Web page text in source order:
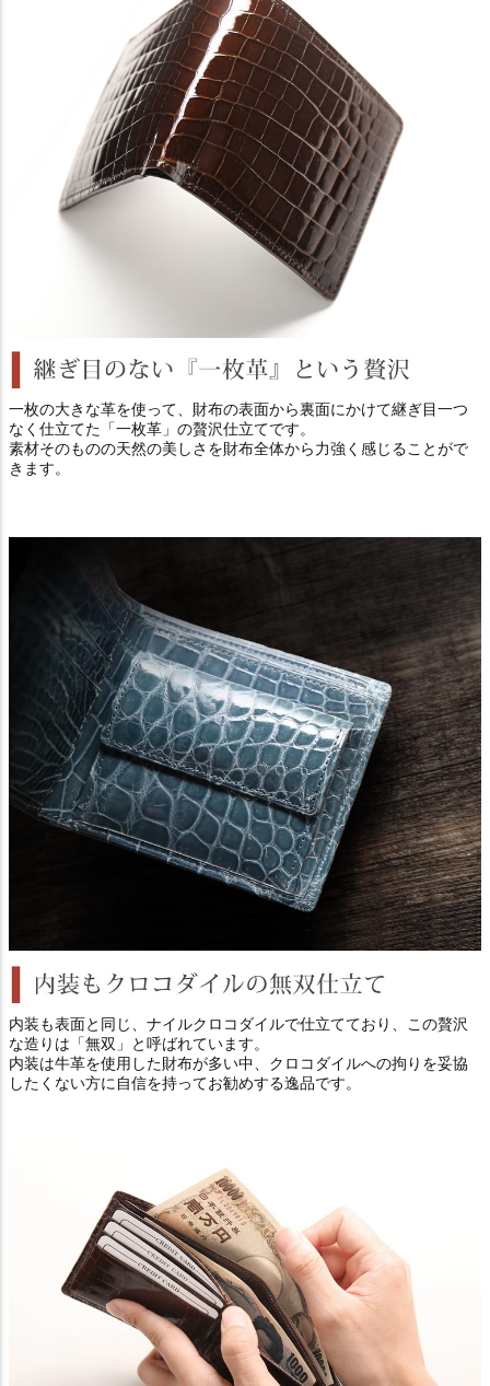
一枚の大きな革を使って、財布の表面から裏面にかけて継ぎ目一つ
なく仕立てた「一枚革」の贅沢仕立てです。
素材そのものの天然の美しさを財布全体から力強く感じることがで
きます。
内装も表面と同じ、ナイルクロコダイルで仕立てており、この贅沢
な造りは「無双」と呼ばれています。
内装は牛革を使用した財布が多い中、クロコダイルへの拘りを妥協
したくない方に自信を持ってお勧めする逸品です。